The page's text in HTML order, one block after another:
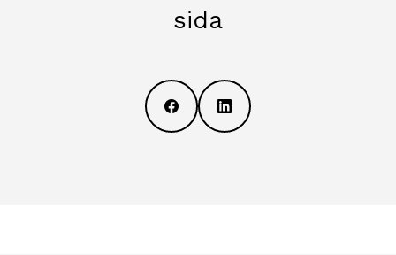
sida